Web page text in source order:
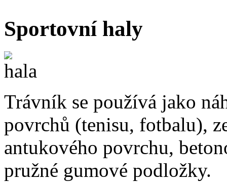
Sportovní haly
Trávník se používá jako
povrchů (tenisu, fotbalu),
antukového povrchu,
pružné gumové podložky.